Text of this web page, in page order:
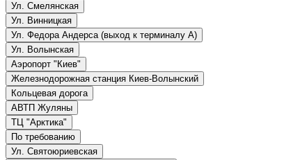
Ул. Смелянская
Ул. Винницкая
Ул. Федора Андерса (выход к терминалу A)
Ул. Волынская
Аэропорт "Киев"
Железнодорожная станция Киев-Волынский
Кольцевая дорога
АВТП Жуляны
ТЦ "Арктика"
По требованию
Ул. Святоюриевская